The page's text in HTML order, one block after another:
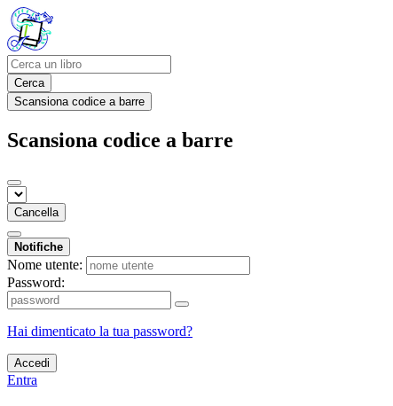
Cerca
Scansiona codice a barre
Scansiona codice a barre
Cancella
Notifiche
Nome utente:
Password:
Hai dimenticato la tua password?
Accedi
Entra